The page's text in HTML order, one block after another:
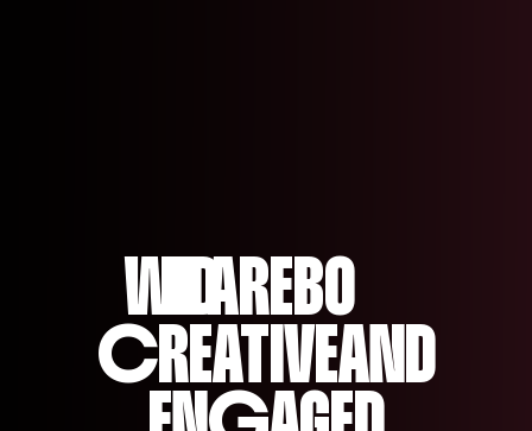
WE AREBO
LD
CREATIVEAND